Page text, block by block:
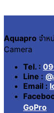
Aquapro จำห
Camera
Tel. :
Line :
Email :
GoPro